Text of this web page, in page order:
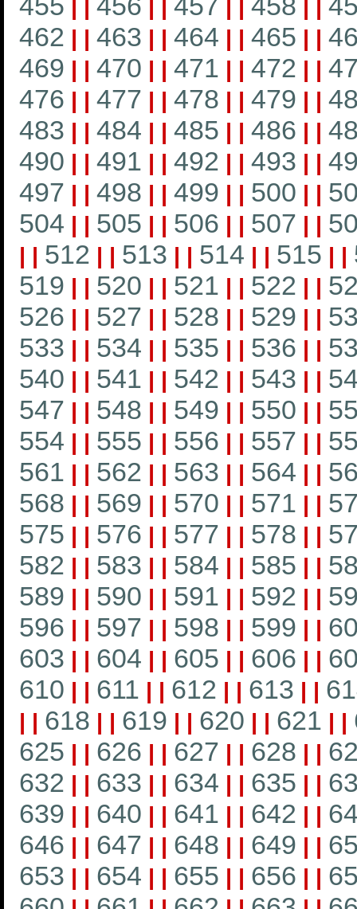
462 | | 463 | | 464 | | 465 | |
469 | | 470 | | 471 | | 472 | |
476 | | 477 | | 478 | | 479 | |
483 | | 484 | | 485 | | 486 | |
490 | | 491 | | 492 | | 493 | |
497 | | 498 | | 499 | | 500 | |
504 | | 505 | | 506 | | 507 | |
| | 512 | | 513 | | 514 | | 515 | |
519 | | 520 | | 521 | | 522 | |
526 | | 527 | | 528 | | 529 | |
533 | | 534 | | 535 | | 536 | |
540 | | 541 | | 542 | | 543 | |
547 | | 548 | | 549 | | 550 | |
554 | | 555 | | 556 | | 557 | |
561 | | 562 | | 563 | | 564 | |
568 | | 569 | | 570 | | 571 | |
575 | | 576 | | 577 | | 578 | |
582 | | 583 | | 584 | | 585 | |
589 | | 590 | | 591 | | 592 | |
596 | | 597 | | 598 | | 599 | |
603 | | 604 | | 605 | | 606 | |
610 | | 611 | | 612 | | 613 | |
| | 618 | | 619 | | 620 | | 621 | |
625 | | 626 | | 627 | | 628 | |
632 | | 633 | | 634 | | 635 | |
639 | | 640 | | 641 | | 642 | |
646 | | 647 | | 648 | | 649 | |
653 | | 654 | | 655 | | 656 | |